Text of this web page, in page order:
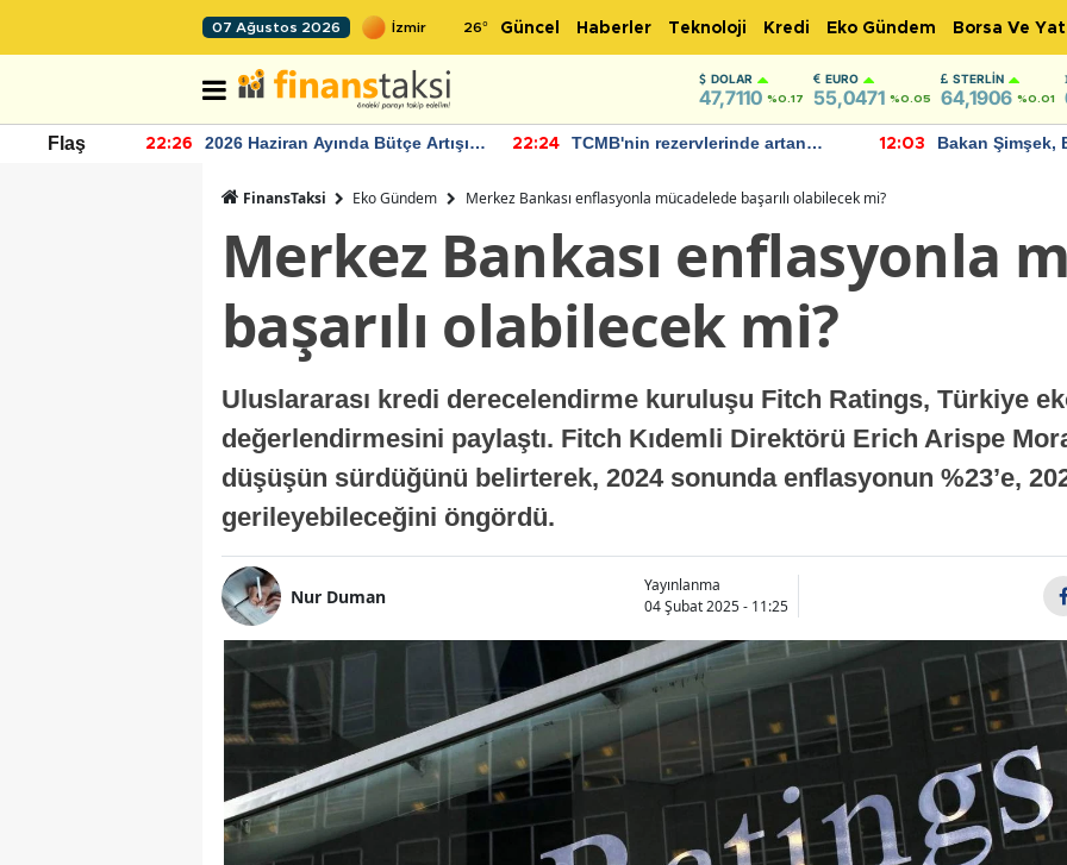
07 Ağustos 2026 26° Güncel Haberler Teknoloji Kredi Eko Gündem Borsa Ve
DOLAR
47,7110 %0.17
EURO
55,0471 %0.05
STERLIN
64,1906 %0.01
Flaş 22:26
2026 Haziran Ayında Bütçe Artışı
22:24
TCMB'nin rezervlerinde artan
12:03
Bakan Şimşek,
FinansTaksi Eko Gündem Merkez Bankası enflasyonla mücadelede başarılı olabilecek mi?
Merkez Bankası enflasyonla
başarılı olabilecek mi?
Uluslararası kredi derecelendirme kuruluşu Fitch Ratings, Türkiye
değerlendirmesini paylaştı. Fitch Kıdemli Direktörü Erich Arispe
düşüşün sürdüğünü belirterek, 2024 sonunda enflasyonun %23’e,
gerileyebileceğini öngördü.
Nur Duman
Yayınlanma
04 Şubat 2025 - 11:25